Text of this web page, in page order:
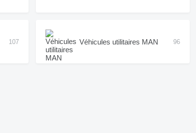
107 Véhicules utilitaires MAN 96